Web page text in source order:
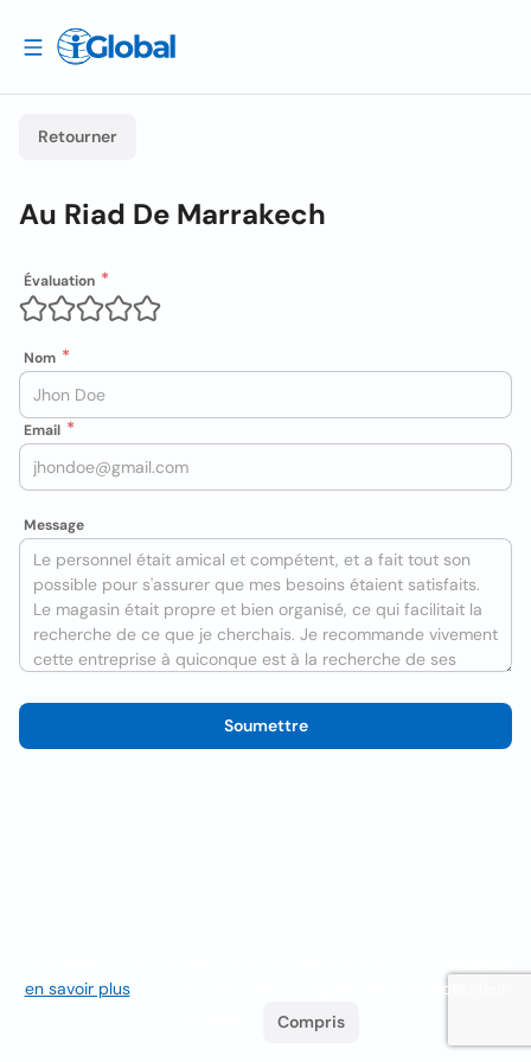
Retourner
Au Riad De Marrakech
Évaluation
Nom
Email
Message
Soumettre
en savoir plus. Si vous continuez à naviguer, vous acceptez leur
Compris